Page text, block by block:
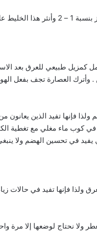
جهّز خليطاً من صودا الخبيز ونشا
كمزيل طبيعي للعرق بعد
وأترك العصارة تجف بفعل
فإنها تفيد الذين
في تحسين الهضم ولا ينبغي
ولذا فإنها تفيد في حالات
ولا نحتاج لوضعها إلا